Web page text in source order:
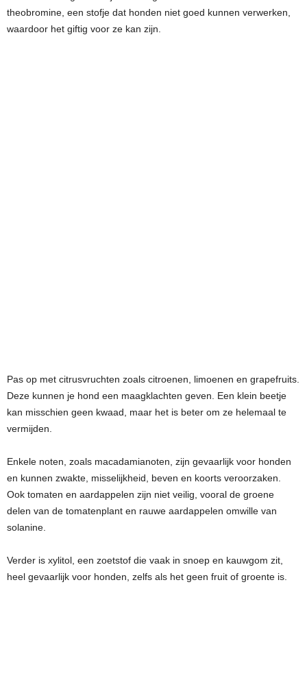
theobromine, een stofje dat honden niet goed kunnen verwerken,
waardoor het giftig voor ze kan zijn.
Pas op met citrusvruchten zoals citroenen, limoenen en grapefruits.
Deze kunnen je hond een maagklachten geven. Een klein beetje
kan misschien geen kwaad, maar het is beter om ze helemaal te
vermijden.
Enkele noten, zoals macadamianoten, zijn gevaarlijk voor honden
en kunnen zwakte, misselijkheid, beven en koorts veroorzaken.
Ook tomaten en aardappelen zijn niet veilig, vooral de groene
delen van de tomatenplant en rauwe aardappelen omwille van
solanine.
Verder is xylitol, een zoetstof die vaak in snoep en kauwgom zit,
heel gevaarlijk voor honden, zelfs als het geen fruit of groente is.